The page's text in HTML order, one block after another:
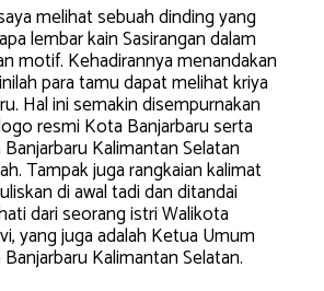
melihat sebuah dinding yang
lembar kain Sasirangan dalam
motif. Kehadirannya menandakan
para tamu dapat melihat kriya
Hal ini semakin disempurnakan
resmi Kota Banjarbaru serta
Kalimantan Selatan
Tampak juga rangkaian kalimat
di awal tadi dan ditandai
dari seorang istri Walikota
yang juga adalah Ketua Umum
Kalimantan Selatan.